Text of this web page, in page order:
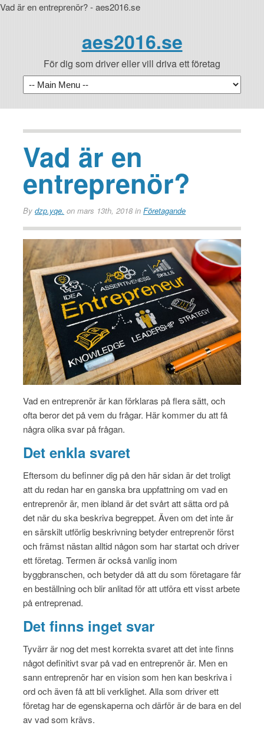
Vad är en entreprenör? - aes2016.se
aes2016.se
För dig som driver eller vill driva ett företag
Vad är en
entreprenör?
By dzp.yqe. on mars 13th, 2018 in Företagande
Vad en entreprenör är kan förklaras på flera sätt, och
ofta beror det på vem du frågar. Här kommer du att få
några olika svar på frågan.
Det enkla svaret
Eftersom du befinner dig på den här sidan är det troligt
att du redan har en ganska bra uppfattning om vad en
entreprenör är, men ibland är det svårt att sätta ord på
det när du ska beskriva begreppet. Även om det inte är
en särskilt utförlig beskrivning betyder entreprenör först
och främst nästan alltid någon som har startat och driver
ett företag. Termen är också vanlig inom
byggbranschen, och betyder då att du som företagare får
en beställning och blir anlitad för att utföra ett visst arbete
på entreprenad.
Det finns inget svar
Tyvärr är nog det mest korrekta svaret att det inte finns
något definitivt svar på vad en entreprenör är. Men en
sann entreprenör har en vision som hen kan beskriva i
ord och även få att bli verklighet. Alla som driver ett
företag har de egenskaperna och därför är de bara en del
av vad som krävs.